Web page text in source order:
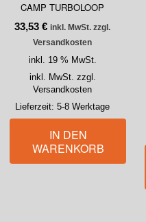
CAMP TURBOLOOP
33,53€ inkl. MwSt. zzgl.
Versandkosten
inkl. 19 % MwSt.
inkl. MwSt. zzgl.
Versandkosten
Lieferzeit:5-8 Werktage
IN DEN
WARENKORB